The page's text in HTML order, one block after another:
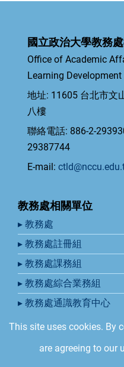
國立政治大學教務
Office of Academic
Learning Development
地址: 11605 台北市文
八樓
聯絡電話: 886-2-
29387744
E-mail:
教務處相關單位
▸ 教務處
▸ 教務處註冊組
▸ 教務處課務組
▸ 教務處綜合業務組
▸ 教務處通識教育中心
© 2026 國立政治大學教學
This site uses cookies. By
are agreeing to our